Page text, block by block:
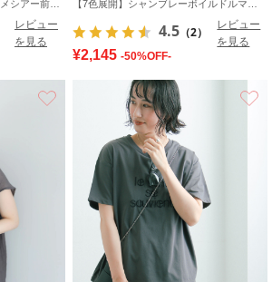
レビュー
を見る
4.5 （2）
レビュー
を見る
¥2,145 -50%OFF-